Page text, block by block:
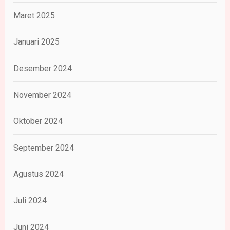
Maret 2025
Januari 2025
Desember 2024
November 2024
Oktober 2024
September 2024
Agustus 2024
Juli 2024
Juni 2024